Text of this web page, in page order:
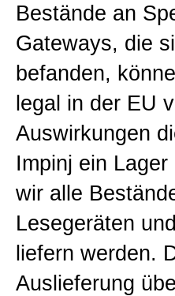
Sitemap
Bestände an
Gateways, die
befanden,
legal in der EU
Auswirkungen
Impinj ein
wir alle
Lesegeräten
liefern werden.
Auslieferung